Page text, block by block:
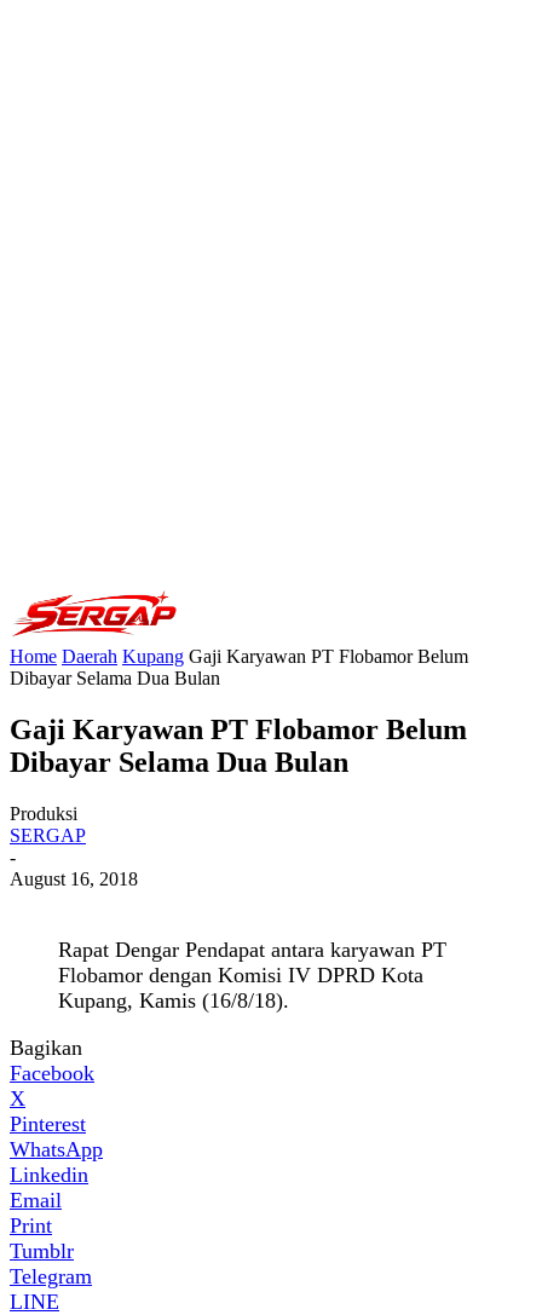
Home Daerah Kupang Gaji Karyawan PT Flobamor Belum
Dibayar Selama Dua Bulan
Gaji Karyawan PT Flobamor Belum
Dibayar Selama Dua Bulan
Produksi
SERGAP
-
August 16, 2018
Rapat Dengar Pendapat antara karyawan PT
Flobamor dengan Komisi IV DPRD Kota
Kupang, Kamis (16/8/18).
Bagikan
Facebook
X
Pinterest
WhatsApp
Linkedin
Email
Print
Tumblr
Telegram
LINE